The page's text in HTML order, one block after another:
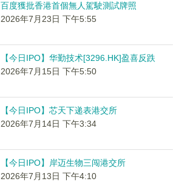
百度獲批香港首個無人駕駛測試牌照
2026年7月23日 下午5:55
【今日IPO】华勤技术[3296.HK]盈喜反跌
2026年7月15日 下午5:50
【今日IPO】芯天下递表港交所
2026年7月14日 下午3:34
【今日IPO】岸迈生物三闯港交所
2026年7月13日 下午4:10